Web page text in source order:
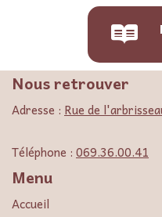
Nous retrouver
Adresse : Rue de
Téléphone : 069.36.00.41
Menu
Accueil